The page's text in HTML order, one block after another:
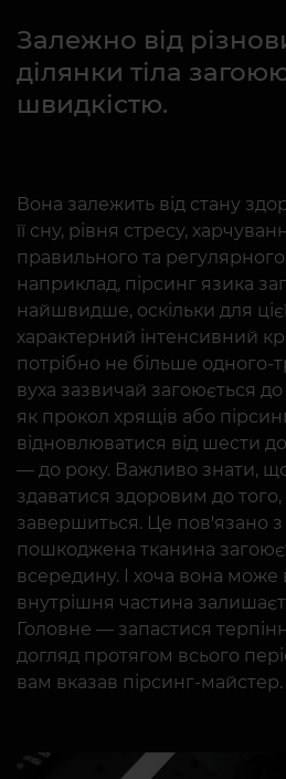
Залежно від
ділянки тіла
швидкістю.
Вона залежить від стану
її сну, рівня стресу,
правильного та регулярного
наприклад, пірсинг язика
найшвидше, оскільки для
характерний інтенсивний
потрібно не більше одного-
вуха зазвичай загоюється
як прокол хрящів або
відновлюватися від шести до
— до року. Важливо знати,
здаватися здоровим до
завершиться. Це пов'язано
пошкоджена тканина
всередину. І хоча вона
внутрішня частина
Головне — запастися
догляд протягом всього
вам вказав пірсинг-майстер.